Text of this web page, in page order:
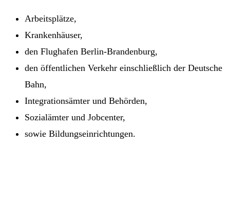
Arbeitsplätze,
Krankenhäuser,
den Flughafen Berlin-Brandenburg,
den öffentlichen Verkehr einschließlich der Deutsche
Bahn,
Integrationsämter und Behörden,
Sozialämter und Jobcenter,
sowie Bildungseinrichtungen.